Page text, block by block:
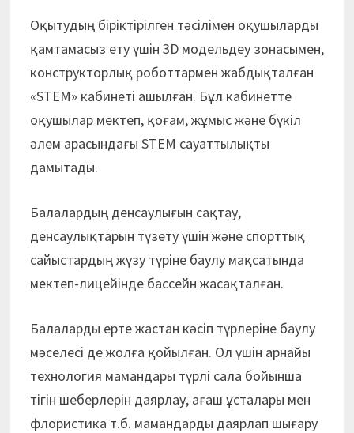
Оқытудың біріктірілген тәсілімен оқушыларды
қамтамасыз ету үшін 3D модельдеу зонасымен,
конструкторлық роботтармен жабдықталған
«STEM» кабинеті ашылған. Бұл кабинетте
оқушылар мектеп, қоғам, жұмыс және бүкіл
әлем арасындағы STEM сауаттылықты
дамытады.
Балалардың денсаулығын сақтау,
денсаулықтарын түзету үшін және спорттық
сайыстардың жүзу түріне баулу мақсатында
мектеп-лицейінде бассейн жасақталған.
Балаларды ерте жастан кәсіп түрлеріне баулу
мәселесі де жолға қойылған. Ол үшін арнайы
технология мамандары түрлі сала бойынша
тігін шеберлерін даярлау, ағаш ұсталары мен
флористика т.б. мамандарды даярлап шығару